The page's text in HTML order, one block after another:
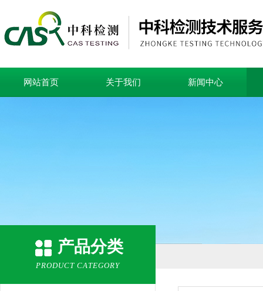
网站首页 关于我们 新闻中心
产品分类
PRODUCT CATEGORY